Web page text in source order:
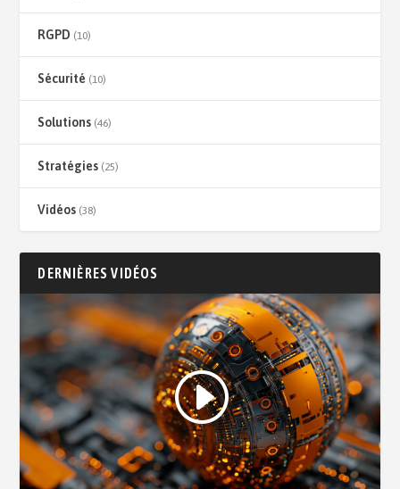
RGPD (10)
Sécurité (10)
Solutions (46)
Stratégies (25)
Vidéos (38)
DERNIÈRES VIDÉOS